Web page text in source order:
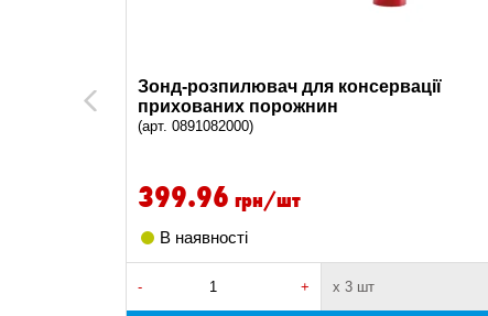
Previous
Зонд-розпилювач для консервації
прихованих порожнин
(арт. 0891082000)
399.96 грн/шт
В наявності
- + х 3 шт